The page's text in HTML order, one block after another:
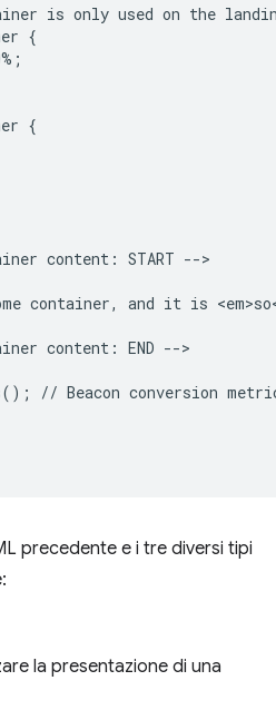
is only used on the
{
{
content: START -->
container, and it is
content: END -->
// Beacon conversion
precedente e i tre diversi tipi
la presentazione di una